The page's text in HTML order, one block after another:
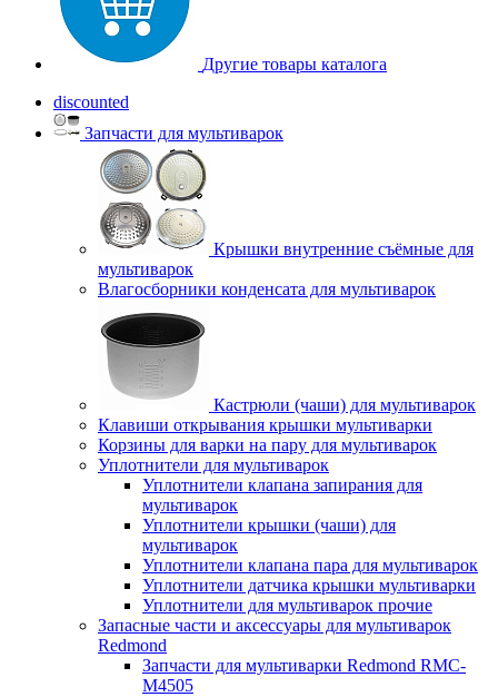
Другие товары каталога
discounted
Запчасти для мультиварок
Крышки внутренние съёмные для
мультиварок
Влагосборники конденсата для мультиварок
Кастрюли (чаши) для мультиварок
Клавиши открывания крышки мультиварки
Корзины для варки на пару для мультиварок
Уплотнители для мультиварок
Уплотнители клапана запирания для
мультиварок
Уплотнители крышки (чаши) для
мультиварок
Уплотнители клапана пара для мультиварок
Уплотнители датчика крышки мультиварки
Уплотнители для мультиварок прочие
Запасные части и аксессуары для мультиварок
Redmond
Запчасти для мультиварки Redmond RMC-
M4505